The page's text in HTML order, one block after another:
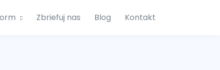
Zbriefuj nas Blog Kontakt